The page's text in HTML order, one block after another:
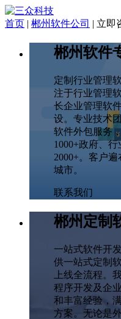
首页 | 郴州软件公司 | 立即
郴州软件
定制行业管理
注于行业管理
长企业管理软
设。专业技术
软件外包服务
1000+政府、
2000+。客户
城市。
联系我们
郴州定制
一站式软件开
供一站式定制
上线全流程。
程序开发及企
和丰富经验，
方案。无论是